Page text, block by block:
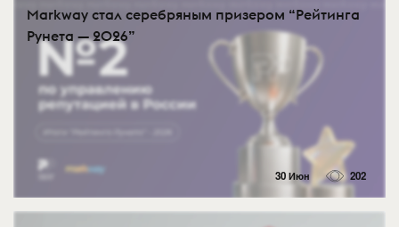
Markway стал серебряным призером “Рейтинга
Рунета — 2026”
30 Июн 202